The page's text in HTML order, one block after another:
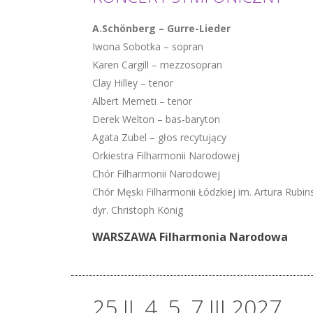
A.Schönberg – Gurre-Lieder
Iwona Sobotka – sopran
Karen Cargill – mezzosopran
Clay Hilley – tenor
Albert Memeti – tenor
Derek Welton – bas-baryton
Agata Zubel – głos recytujący
Orkiestra Filharmonii Narodowej
Chór Filharmonii Narodowej
Chór Męski Filharmonii Łódzkiej im. Artura
dyr. Christoph König
WARSZAWA Filharmonia Narodowa